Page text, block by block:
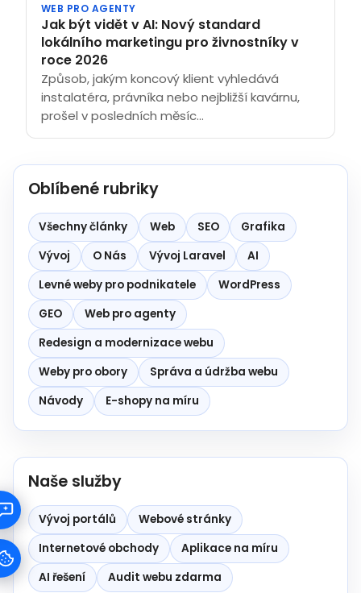
WEB PRO AGENTY
Jak být vidět v AI: Nový standard
lokálního marketingu pro živnostníky v
roce 2026
Způsob, jakým koncový klient vyhledává
instalatéra, právníka nebo nejbližší kavárnu,
prošel v posledních měsíc...
Oblíbené rubriky
Všechny články Web SEO
Grafika
Vývoj
O Nás Vývoj Laravel
AI
Levné weby pro podnikatele
WordPress
GEO
Web pro agenty
Redesign a modernizace webu
Weby pro obory
Správa a údržba webu
Návody
E-shopy na míru
Naše služby
Vývoj portálů
Webové stránky
Internetové obchody
Aplikace na míru
AI řešení
Audit webu zdarma